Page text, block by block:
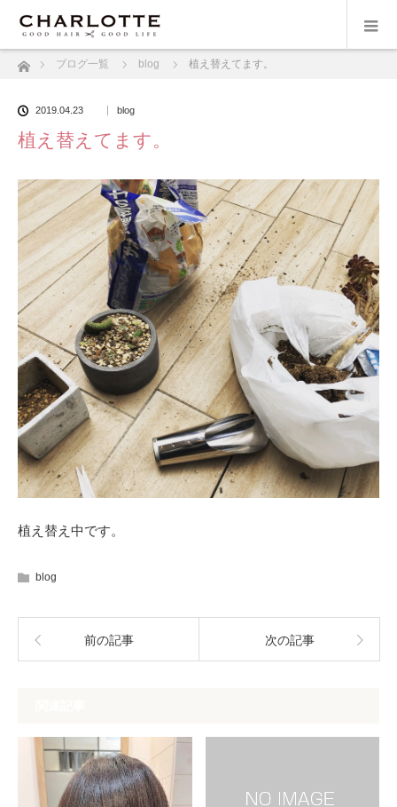
ホームブログ一覧 blog 植え替えてます。
2019.04.23 blog
植え替えてます。
植え替え中です。
blog
前の記事 次の記事